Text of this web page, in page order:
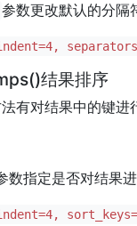
参数更改默认的分隔
indent=4,
结果排序
有对结果中的键进
数指定是否对结果进